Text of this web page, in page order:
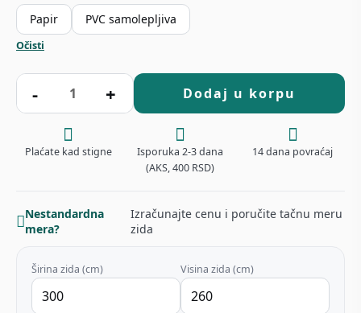
Papir PVC samolepljiva
Očisti
-
Siva
Granit
Tapeta
+ Dodaj u korpu
Plaćate kad stigne
Isporuka 2-3 dana
(AKS, 400 RSD)
14 dana povraćaj
Nestandardna
mera?
Izračunajte cenu i poručite tačnu meru
zida
Širina zida (cm) Visina zida (cm)